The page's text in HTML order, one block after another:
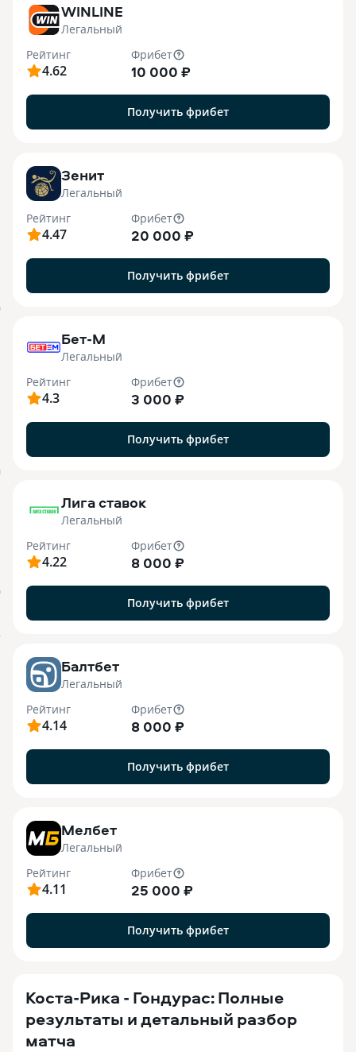
WINLINE
Легальный
Рейтинг
4.62
Фрибет
10 000 ₽
Получить фрибет
Зенит
Легальный
Рейтинг
4.47
Фрибет
20 000 ₽
Получить фрибет
Бет-М
Легальный
Рейтинг
4.3
Фрибет
3 000 ₽
Получить фрибет
Лига ставок
Легальный
Рейтинг
4.22
Фрибет
8 000 ₽
Получить фрибет
Балтбет
Легальный
Рейтинг
4.14
Фрибет
8 000 ₽
Получить фрибет
Мелбет
Легальный
Рейтинг
4.11
Фрибет
25 000 ₽
Получить фрибет
Коста-Рика - Гондурас: Полные
результаты и детальный разбор
матча